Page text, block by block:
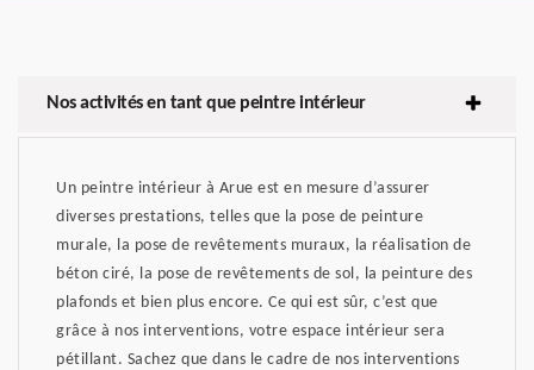
Nos activités en tant que peintre intérieur
Un peintre intérieur à Arue est en mesure d’assurer
diverses prestations, telles que la pose de peinture
murale, la pose de revêtements muraux, la réalisation de
béton ciré, la pose de revêtements de sol, la peinture des
plafonds et bien plus encore. Ce qui est sûr, c’est que
grâce à nos interventions, votre espace intérieur sera
pétillant. Sachez que dans le cadre de nos interventions